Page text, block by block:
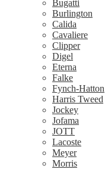
Bugatti
Burlington
Calida
Cavaliere
Clipper
Digel
Eterna
Falke
Fynch-Hatton
Harris Tweed
Jockey
Jofama
JOTT
Lacoste
Meyer
Morris